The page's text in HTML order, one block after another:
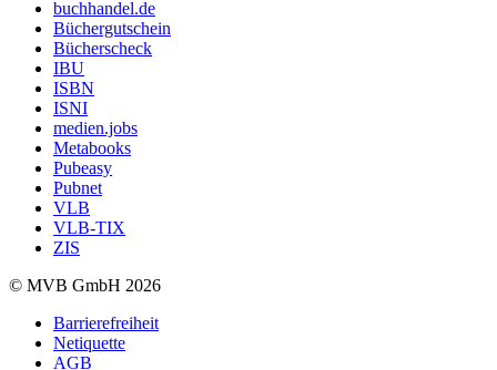
buchhandel.de
Büchergutschein
Bücherscheck
IBU
ISBN
ISNI
medien.jobs
Metabooks
Pubeasy
Pubnet
VLB
VLB-TIX
ZIS
© MVB GmbH 2026
Barrierefreiheit
Netiquette
AGB